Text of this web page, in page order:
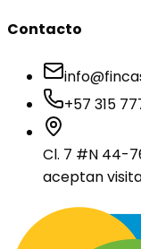
Contacto
+57 315
Cl. 7 #N 44-
aceptan